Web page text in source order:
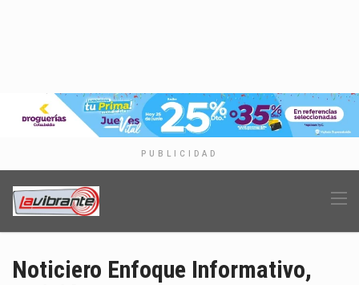
PUBLICIDAD
Noticiero Enfoque Informativo,